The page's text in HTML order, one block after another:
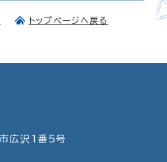
トップページへ戻る
広沢1番5号